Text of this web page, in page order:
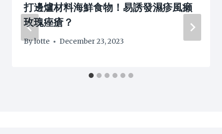
打邊爐材料海鮮食物！易誘發濕疹風癩
玫瑰痤瘡？
Bylotte December 23, 2023